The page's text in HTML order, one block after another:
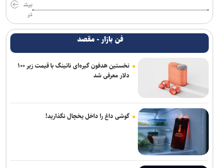
بیش
تر
فن بازار - مقصد
نخستین هدفون گیره‌ای ناتینگ با قیمت زیر ۱۰۰
دلار معرفی شد
گوشی داغ را داخل یخچال نگذارید!